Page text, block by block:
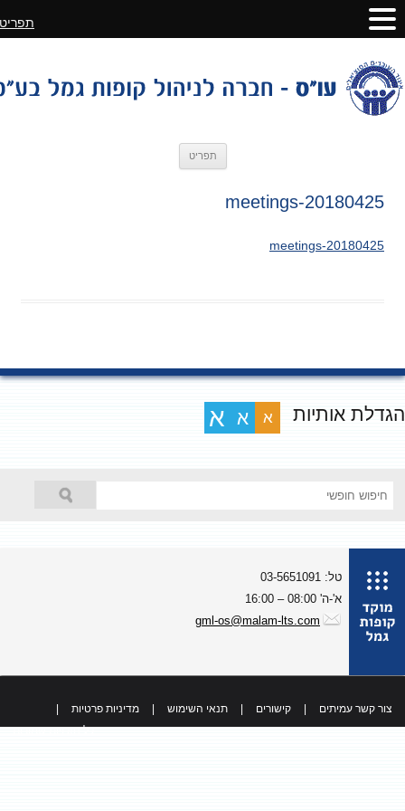
תפריט
20180425-meetings
20180425-meetings
אותיות א א א
טל: 03-5651091
א'-ה' 08:00 – 16:00
gml-os@malam-lts.com
צור קשר עמיתים קישורים תנאי השימוש מדיניות פרטיות
כל הזכויות שמורות
תפריט